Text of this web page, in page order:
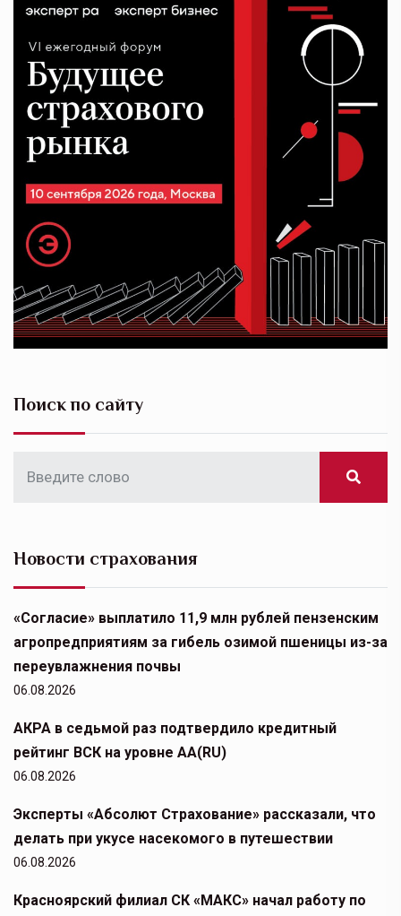
Поиск по сайту
Новости страхования
«Согласие» выплатило 11,9 млн рублей пензенским
агропредприятиям за гибель озимой пшеницы из-за
переувлажнения почвы
06.08.2026
АКРА в седьмой раз подтвердило кредитный
рейтинг ВСК на уровне АА(RU)
06.08.2026
Эксперты «Абсолют Страхование» рассказали, что
делать при укусе насекомого в путешествии
06.08.2026
Красноярский филиал СК «МАКС» начал работу по